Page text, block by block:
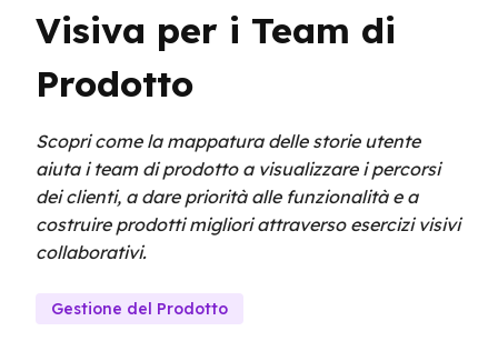
Visiva per i Team di
Prodotto
Scopri come la mappatura delle storie utente
aiuta i team di prodotto a visualizzare i percorsi
dei clienti, a dare priorità alle funzionalità e a
costruire prodotti migliori attraverso esercizi visivi
collaborativi.
Gestione del Prodotto